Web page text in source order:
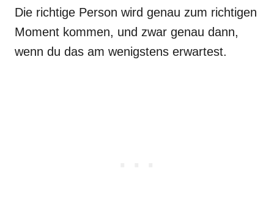
Die richtige Person wird genau zum richtigen
Moment kommen, und zwar genau dann,
wenn du das am wenigstens erwartest.